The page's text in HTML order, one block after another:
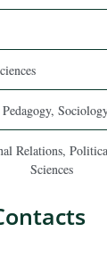
Relations,
Sciences